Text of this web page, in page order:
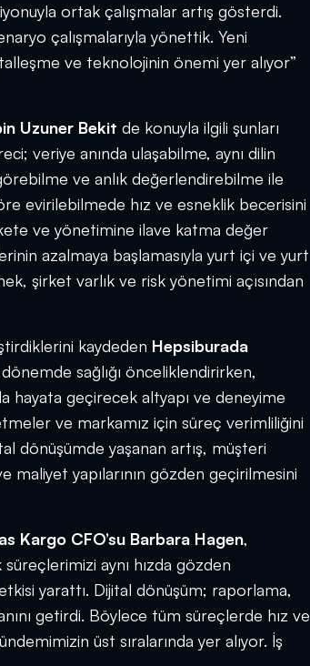
ortak çalışmalar artış gösterdi.
çalışmalarıyla yönettik. Yeni
ve teknolojinin önemi yer alıyor”
Uzuner Bekit de konuyla ilgili şunları
veriye anında ulaşabilme, aynı dilin
ve anlık değerlendirebilme ile
evirilebilmede hız ve esneklik becerisini
ve yönetimine ilave katma değer
azalmaya başlamasıyla yurt içi ve yurt
şirket varlık ve risk yönetimi açısından
kaydeden Hepsiburada
sağlığı önceliklendirirken,
hayata geçirecek altyapı ve deneyime
ve markamız için süreç verimliliğini
dönüşümde yaşanan artış, müşteri
yapılarının gözden geçirilmesini
Kargo CFO’su Barbara Hagen,
aynı hızda gözden
yarattı. Dijital dönüşüm; raporlama,
getirdi. Böylece tüm süreçlerde hız ve
üst sıralarında yer alıyor. İş